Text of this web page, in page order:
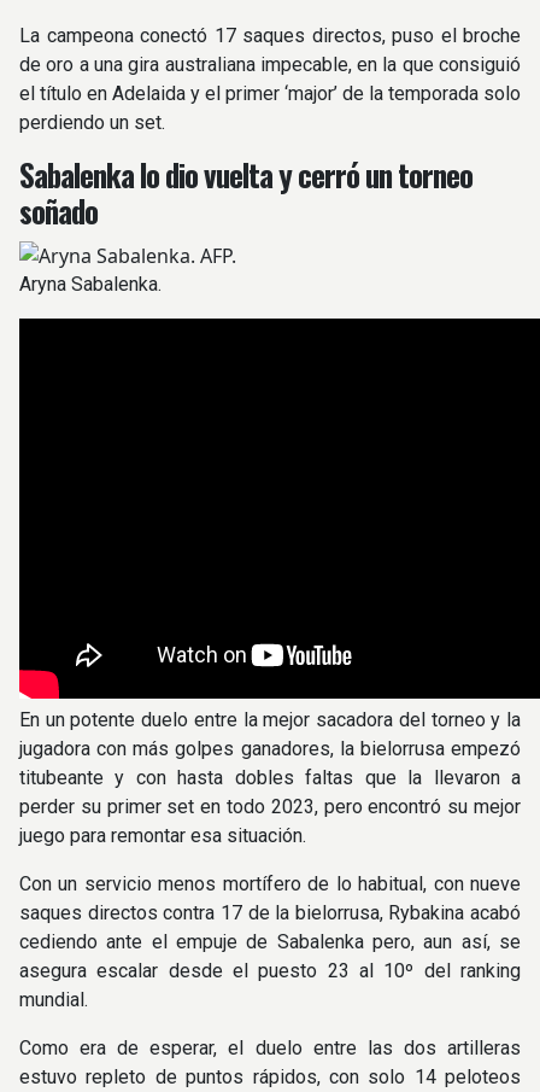
La campeona conectó 17 saques directos, puso el broche
de oro a una gira australiana impecable, en la que consiguió
el título en Adelaida y el primer ‘major’ de la temporada solo
perdiendo un set.
Sabalenka lo dio vuelta y cerró un torneo
soñado
Aryna Sabalenka.
En un potente duelo entre la mejor sacadora del torneo y la
jugadora con más golpes ganadores, la bielorrusa empezó
titubeante y con hasta dobles faltas que la llevaron a
perder su primer set en todo 2023, pero encontró su mejor
juego para remontar esa situación.
Con un servicio menos mortífero de lo habitual, con nueve
saques directos contra 17 de la bielorrusa, Rybakina acabó
cediendo ante el empuje de Sabalenka pero, aun así, se
asegura escalar desde el puesto 23 al 10º del ranking
mundial.
Como era de esperar, el duelo entre las dos artilleras
estuvo repleto de puntos rápidos, con solo 14 peloteos